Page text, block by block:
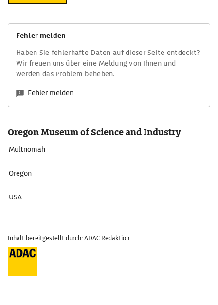
Fehler melden
Haben Sie fehlerhafte Daten auf dieser Seite entdeckt?
Wir freuen uns über eine Meldung von Ihnen und
werden das Problem beheben.
Fehler melden
Oregon Museum of Science and Industry
Multnomah
Oregon
USA
Inhalt bereitgestellt durch: ADAC Redaktion